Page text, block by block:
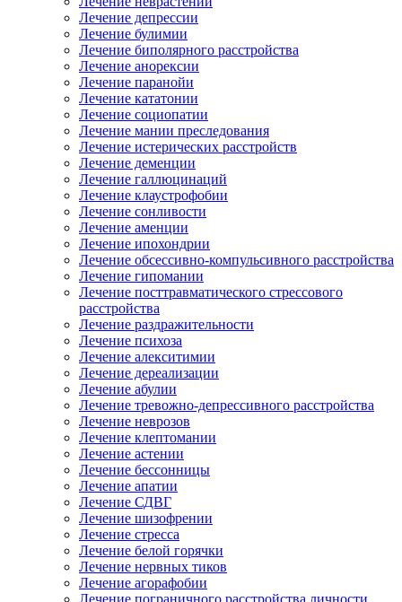
Лечение депрессии
Лечение булимии
Лечение биполярного расстройства
Лечение анорексии
Лечение паранойи
Лечение кататонии
Лечение социопатии
Лечение мании преследования
Лечение истерических расстройств
Лечение деменции
Лечение галлюцинаций
Лечение клаустрофобии
Лечение сонливости
Лечение аменции
Лечение ипохондрии
Лечение обсессивно-компульсивного расстройства
Лечение гипомании
Лечение посттравматического стрессового
расстройства
Лечение раздражительности
Лечение психоза
Лечение алекситимии
Лечение дереализации
Лечение абулии
Лечение тревожно-депрессивного расстройства
Лечение неврозов
Лечение клептомании
Лечение астении
Лечение бессонницы
Лечение апатии
Лечение СДВГ
Лечение шизофрении
Лечение стресса
Лечение белой горячки
Лечение нервных тиков
Лечение агорафобии
Лечение пограничного расстройства личности